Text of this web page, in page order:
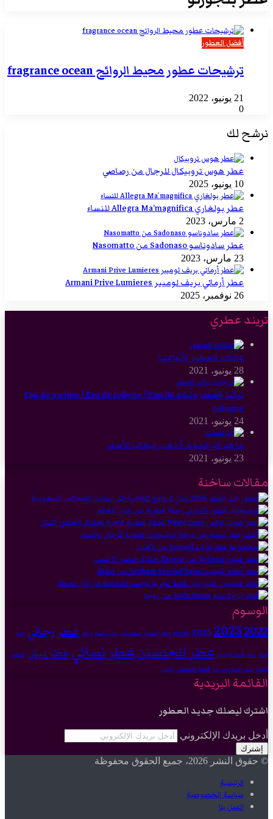
أفضل العطور
ترشيحات عطور محيط الروائح fragrance ocean
21 يونيو، 2022
0
نرشح لك
عطر هوس تروبيكال للرجال من رصاصي
10 يونيو، 2025
عطر بولغاري Allegra Ma’magnifica للنساء
2 مارس، 2023
عطر سادوناسو Sadonaso من Nasomatto
23 مارس، 2023
عطر أرماني بريف لوميير Armani Prive Lumieres
26 نوفمبر، 2025
تريند عطري
عائلات العطور وأنواعها
28 يونيو، 2021
تركيز العطر وثباته Eau de parfum | Eau de toilette | Eau de
cologne
24 يونيو، 2021
ما هو البرغموت | ذهب إيطاليا الأصفر
23 يونيو، 2021
مقالات ساخنة
الوسوم
2022
2023
2025
Dior gissah إصدار محدود جديد قصة درعه عطر رجالي عطر
قصة عطر قصة الجديد عطر للجنسينعطر نسائيعطر نيش عطور
قصة عطور قصة الجديدة قصة للعطور لافيرن
القائمة البريدية
اشترك ليصلك جديد العطور
أدخل بريدك الإلكتروني
© حقوق النشر 2026، جميع الحقوق محفوظة
الرئيسية
سياسة الخصوصية
اتصل بنا